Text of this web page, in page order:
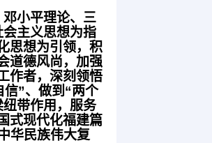
小平理论、三
主义思想为指
思想为引领，积
道德风尚，加强
作者，深刻领悟
信”、做到“两个
带作用，服务
式现代化福建篇
华民族伟大复